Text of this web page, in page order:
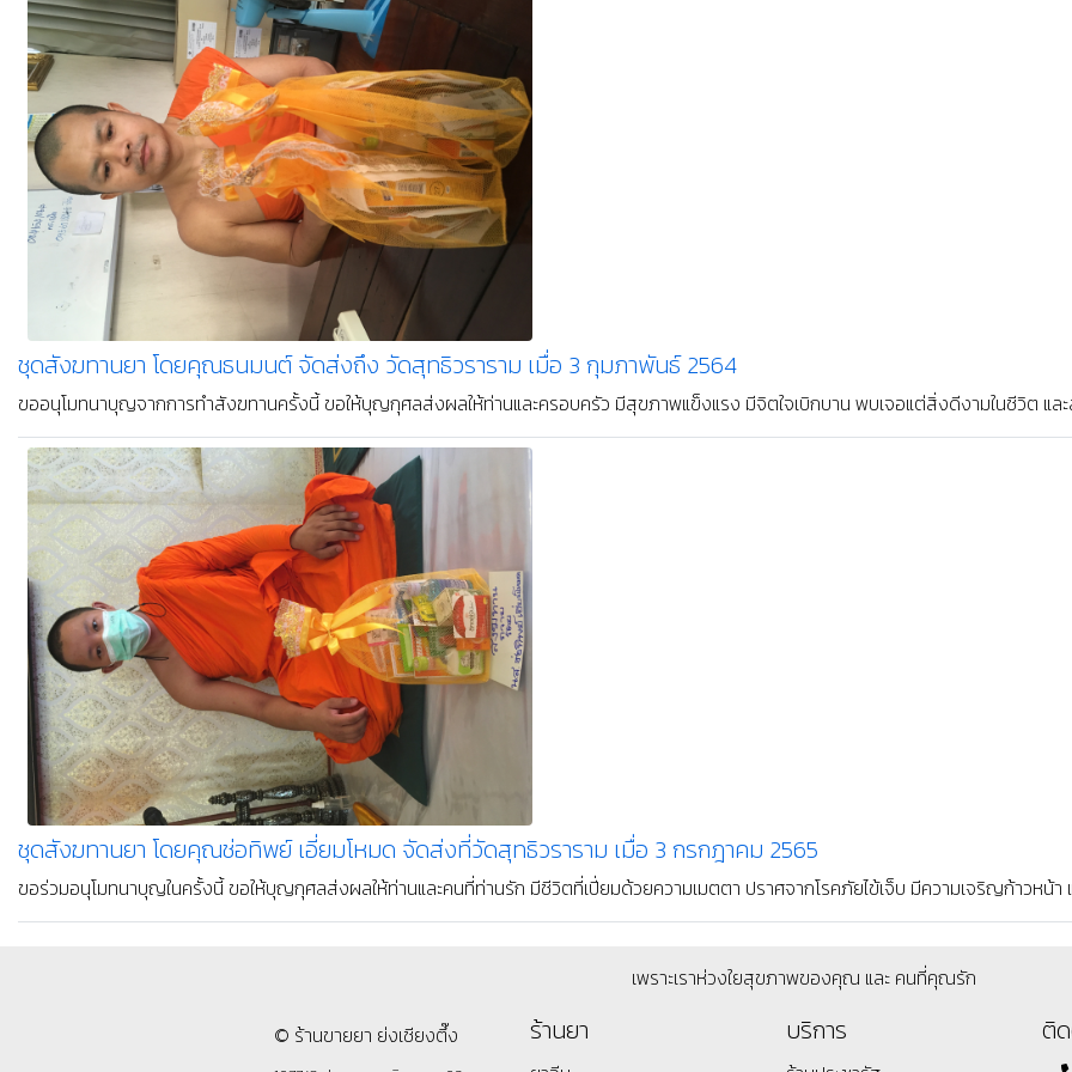
ชุดสังฆทานยา โดยคุณธนมนต์ จัดส่งถึง วัดวรจรรยาวาส เมื่อ 4 กันยายน 2563
ขออนุโมทนาบุญกับคุณ ธนมนต์ ที่ได้จัดถวาย ชุดสังฆทานยา สดใหม่ จากร้านยา ส่งตรงถึงวัดวรจรรยาวาส เมื่อวันที่ 4 กันยายน 2563 ขอผลบุญนี้จ
ชุดสังฆทานยา โดยคุณธนมนต์ จัดส่งถึง วัดสุทธิวราราม เมื่อ 3 กุมภาพันธ์ 2564
ขออนุโมทนาบุญจากการทำสังฆทานครั้งนี้ ขอให้บุญกุศลส่งผลให้ท่านและครอบครัว มีสุขภาพแข็งแรง มีจิตใจเบิกบาน พบเจอแต่สิ่งดีงามในชีวิต และ